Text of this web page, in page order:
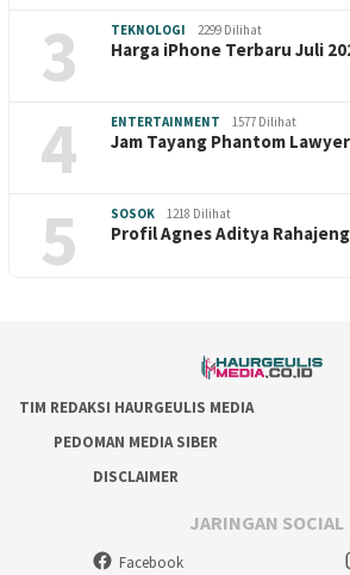
3 TEKNOLOGI 2299 Dilihat
Harga iPhone Terbaru Juli
4 ENTERTAINMENT 1577 Dilihat
Jam Tayang Phantom
5 SOSOK 1218 Dilihat
Profil Agnes Aditya
TIM REDAKSI HAURGEULIS MEDIA
PEDOMAN MEDIA SIBER
DISCLAIMER
JARINGAN SOCIAL
Facebook